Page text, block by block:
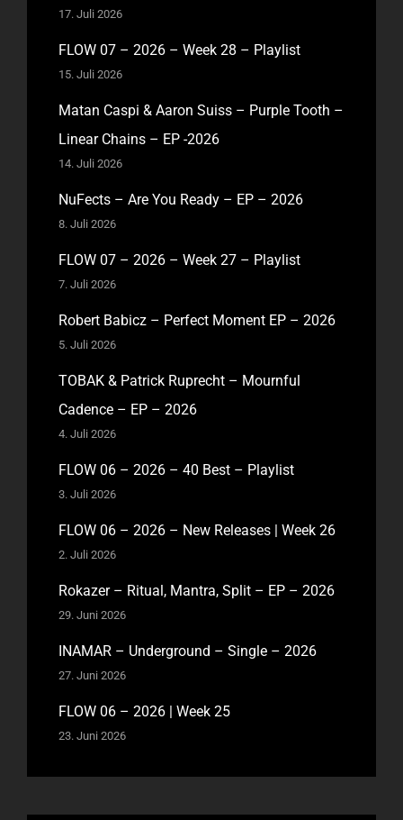
17. Juli 2026
FLOW 07 – 2026 – Week 28 – Playlist
15. Juli 2026
Matan Caspi & Aaron Suiss – Purple Tooth –
Linear Chains – EP -2026
14. Juli 2026
NuFects – Are You Ready – EP – 2026
8. Juli 2026
FLOW 07 – 2026 – Week 27 – Playlist
7. Juli 2026
Robert Babicz – Perfect Moment EP – 2026
5. Juli 2026
TOBAK & Patrick Ruprecht – Mournful
Cadence – EP – 2026
4. Juli 2026
FLOW 06 – 2026 – 40 Best – Playlist
3. Juli 2026
FLOW 06 – 2026 – New Releases | Week 26
2. Juli 2026
Rokazer – Ritual, Mantra, Split – EP – 2026
29. Juni 2026
INAMAR – Underground – Single – 2026
27. Juni 2026
FLOW 06 – 2026 | Week 25
23. Juni 2026